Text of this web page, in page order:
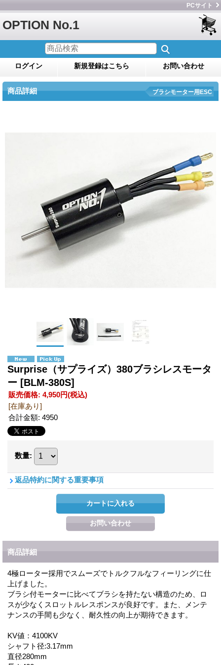
PCサイト
OPTION No.1
ログイン 新規登録はこちら お問い合わせ
商品詳細 ブラシモーター用ESC
Surprise（サプライズ）380ブラシレスモータ
ー [BLM-380S]
販売価格: 4,950円(税込)
[在庫あり]
合計金額: 4950
数量:
返品特約に関する重要事項
商品詳細
4極ローター採用でスムーズでトルクフルなフィーリングに仕
上げました。
ブラシ付モーターに比べてブラシを持たない構造のため、ロ
スが少なくスロットルレスポンスが良好です。また、メンテ
ナンスの手間も少なく、耐久性の向上が期待できます。
KV値：4100KV
シャフト径:3.17mm
直径280mm